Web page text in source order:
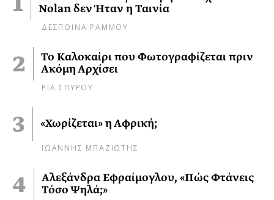
Nolan δεν Ήταν η Ταινία
ΔΕΣΠΟΙΝΑ ΡΑΜΜΟΥ
Το Καλοκαίρι που Φωτογραφίζεται πριν
Ακόμη Αρχίσει
ΡΙΑ ΣΠΥΡΟΥ
«Χωρίζεται» η Αφρική;
ΙΩΑΝΝΗΣ ΜΠΑΖΙΩΤΗΣ
Αλεξάνδρα Εφραίμογλου, «Πώς Φτάνεις
Τόσο Ψηλά;»